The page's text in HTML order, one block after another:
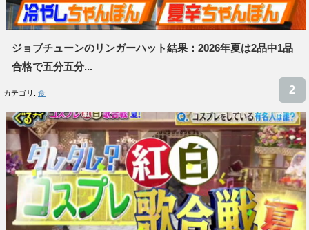
ジョブチューンのリンガーハット結果：2026年夏は2品中1品
合格で五分五分...
カテゴリ: 食